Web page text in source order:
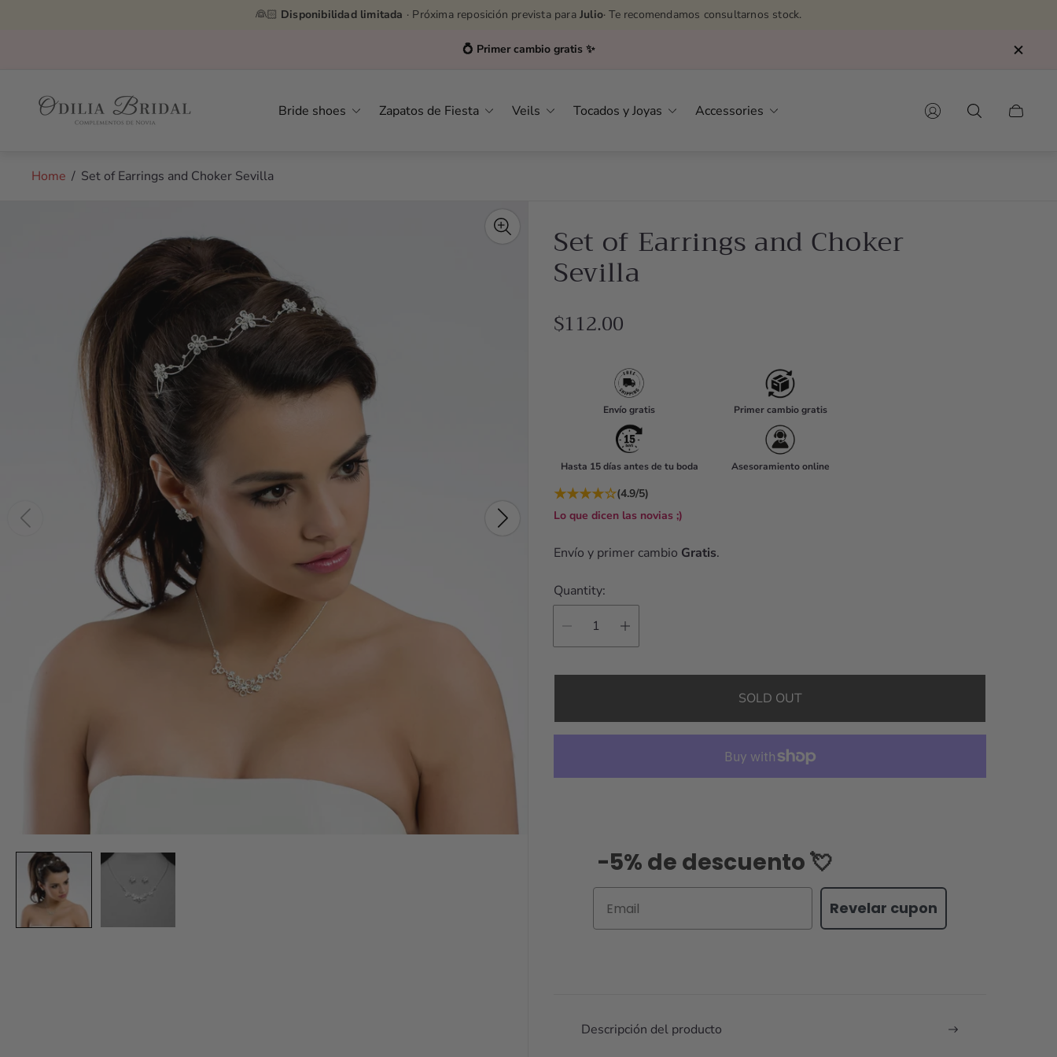
👰🏻 Disponibilidad limitada · Próxima reposición prevista para Julio· Te recomendamos consultarnos stock.
Asesoras por WhatsApp👉627232576
Store
logo"
Bride shoes Zapatos de Fiesta Veils Tocados y Joyas Accessories
Cart
Home / Set of Earrings and Choker Sevilla
Set of Earrings and Choker
Sevilla
R
r
p
i
c
e
$112.00
Envío gratis Primer cambio gratis
Hasta 15 días antes de tu boda Asesoramiento online
★★★★☆(4.9/5)
Lo que dicen las novias ;)
Envío y primer cambio Gratis.
Quantity:
SOLD OUT
-5% de descuento 💘
Revelar cupon
Descripción del producto